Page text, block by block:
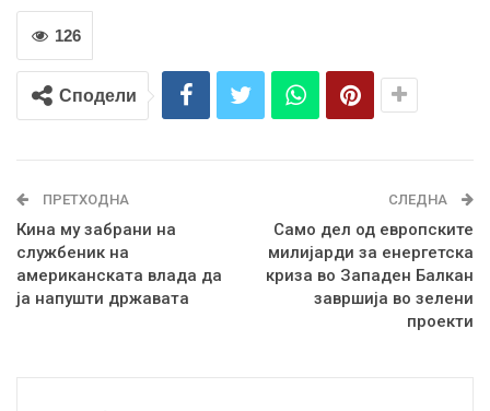
126
Сподели
ПРЕТХОДНА
Кина му забрани на
службеник на
американската влада да
ја напушти државата
СЛЕДНА
Само дел од европските
милијарди за енергетска
криза во Западен Балкан
завршија во зелени
проекти